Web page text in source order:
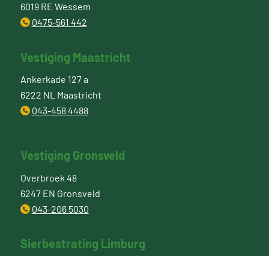
6019 RE Wessem
0475-561 442
Vestiging Maastricht
Ankerkade 127 a
6222 NL Maastricht
043-458 4488
Vestiging Gronsveld
Overbroek 48
6247 EN Gronsveld
043-206 5030
Sierbestrating Limburg